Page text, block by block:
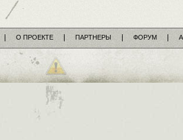
О ПРОЕКТЕ ПАРТНЕРЫ ФОРУМ